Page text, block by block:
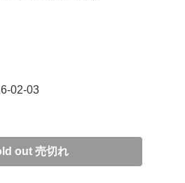
02-03
out 売切れ